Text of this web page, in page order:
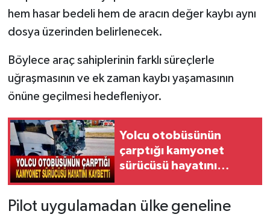
hem hasar bedeli hem de aracın değer kaybı aynı
dosya üzerinden belirlenecek.
Böylece araç sahiplerinin farklı süreçlerle
uğraşmasının ve ek zaman kaybı yaşamasının
önüne geçilmesi hedefleniyor.
Yolcu otobüsünün
çarptığı kamyonet
sürücüsü hayatını
Pilot uygulamadan ülke geneline